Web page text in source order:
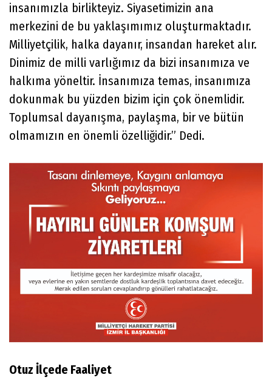
insanımızla birlikteyiz. Siyasetimizin ana
merkezini de bu yaklaşımımız oluşturmaktadır.
Milliyetçilik, halka dayanır, insandan hareket alır.
Dinimiz de milli varlığımız da bizi insanımıza ve
halkıma yöneltir. İnsanımıza temas, insanımıza
dokunmak bu yüzden bizim için çok önemlidir.
Toplumsal dayanışma, paylaşma, bir ve bütün
olmamızın en önemli özelliğidir.” Dedi.
Otuz İlçede Faaliyet